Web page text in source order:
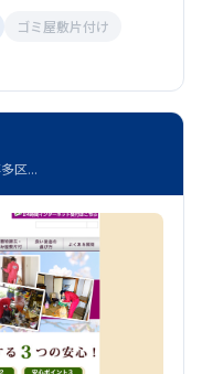
ゴミ屋敷片付け
区...